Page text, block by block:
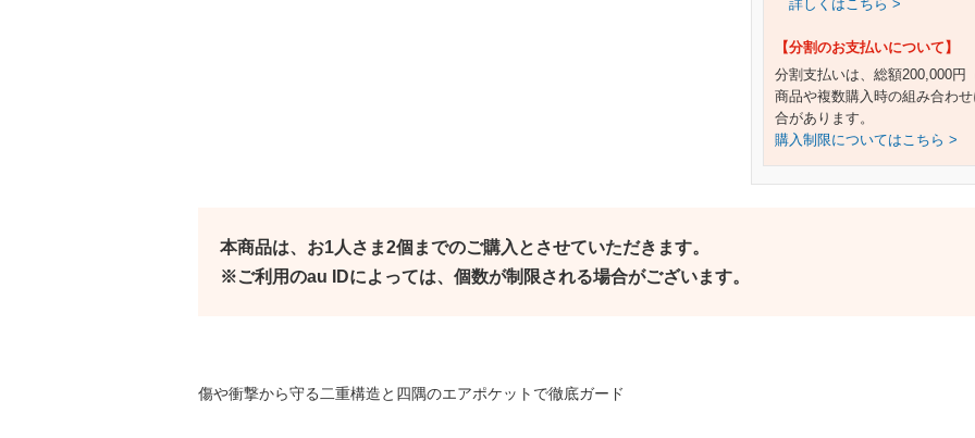
詳しくはこちら >
【分割のお支払いについて】
分割支払いは、総額200,000円
商品や複数購入時の組み合わ
合があります。
購入制限についてはこちら >
本商品は、お1人さま2個までのご購入とさせていただきます。
※ご利用のau IDによっては、個数が制限される場合がございます。
傷や衝撃から守る二重構造と四隅のエアポケットで徹底ガード